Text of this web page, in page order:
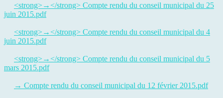
<strong>→</strong> Compte rendu du conseil municipal du 25
juin 2015.pdf
<strong>→</strong> Compte rendu du conseil municipal du 4
juin 2015.pdf
<strong>→</strong> Compte rendu du conseil municipal du 5
mars 2015.pdf
→ Compte rendu du conseil municipal du 12 février 2015.pdf